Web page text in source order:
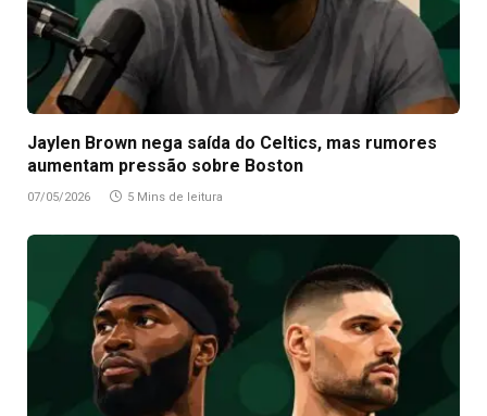
Jaylen Brown nega saída do Celtics, mas rumores
aumentam pressão sobre Boston
07/05/2026 5 Mins de leitura